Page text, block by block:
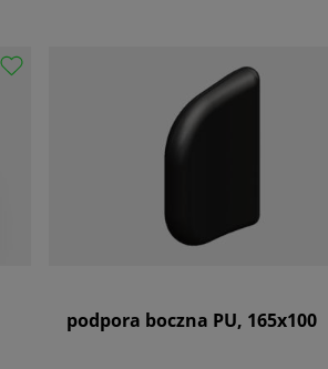
podpora boczna PU, 165x100